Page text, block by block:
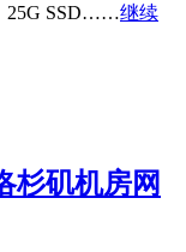
25G SSD……继续
杉矶机房网